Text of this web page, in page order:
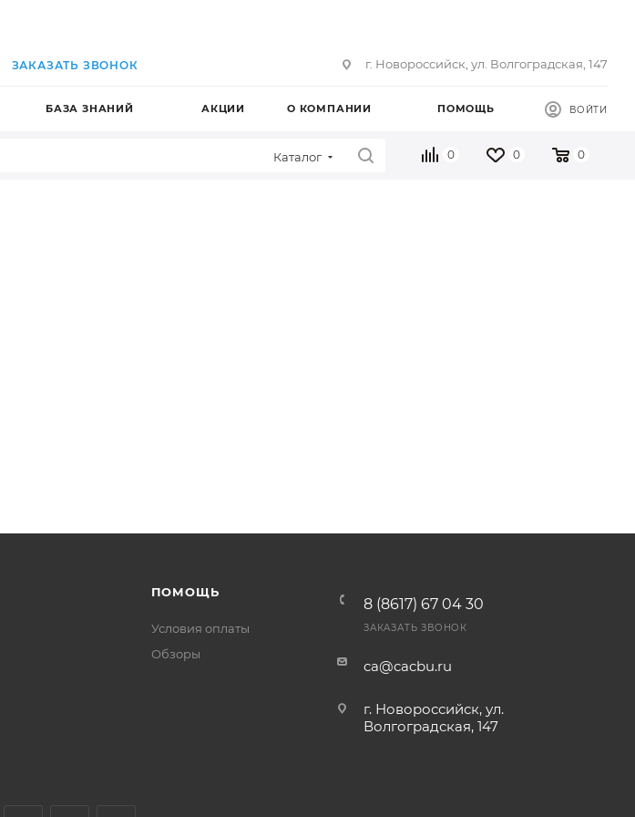
ЗАКАЗАТЬ ЗВОНОК г. Новороссийск, ул. Волгоградская, 147
БАЗА ЗНАНИЙ АКЦИИ О КОМПАНИИ ПОМОЩЬ ВОЙТИ
0 0 0
Каталог
ПОМОЩЬ
Условия оплаты
Обзоры
8 (8617) 67 04 30
ЗАКАЗАТЬ ЗВОНОК
ca@cacbu.ru
г. Новороссийск, ул.
Волгоградская, 147